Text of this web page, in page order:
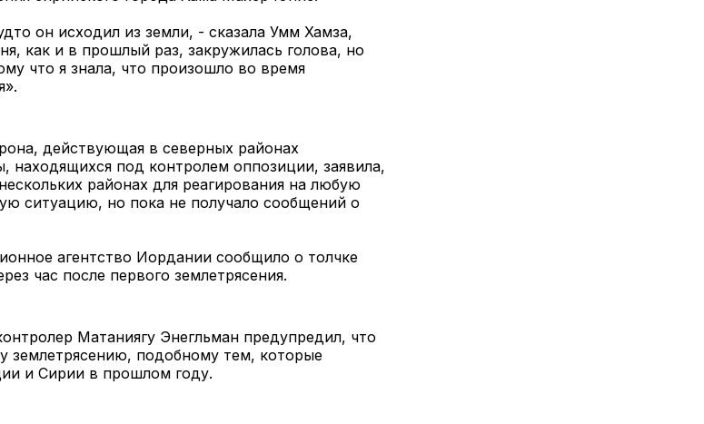
он исходил из земли, - сказала Умм Хамза,
как и в прошлый раз, закружилась голова, но
что я знала, что произошло во время
действующая в северных районах
находящихся под контролем оппозиции, заявила,
районах для реагирования на любую
ситуацию, но пока не получало сообщений о
агентство Иордании сообщило о толчке
час после первого землетрясения.
Матаниягу Энегльман предупредил, что
землетрясению, подобному тем, которые
и Сирии в прошлом году.